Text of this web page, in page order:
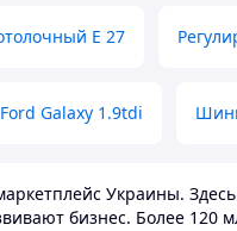
E 27
Galaxy 1.9tdi
Украины.
бизнес. Более 120